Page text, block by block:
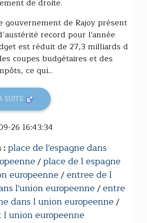
de droite.
gouvernement de Rajoy présent
record pour l'année
est réduit de 27,3 milliards d
coupes budgétaires et des
ce qui...
SUITE
26 16:43:34
:place de l'espagne dans
/place de l espagne
europeenne/entree de l
l'union europeenne/entre
dans l union europeenne/
l union europeenne